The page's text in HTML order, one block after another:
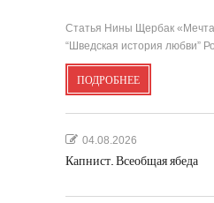
Статья Нины Щербак
“Шведская история любви”
ПОДРОБНЕЕ
04.08.2026
Капнист. Всеобщая ябеда